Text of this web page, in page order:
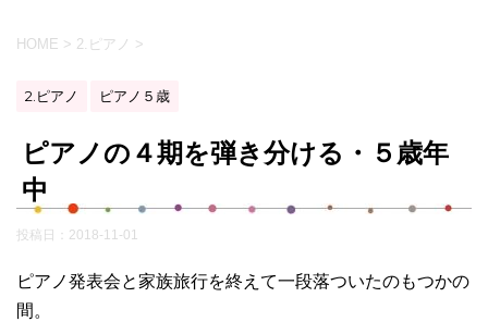
HOME > 2.ピアノ >
2.ピアノ ピアノ５歳
ピアノの４期を弾き分ける・５歳年
中
投稿日： 2018-11-01
ピアノ発表会と家族旅行を終えて一段落ついたのもつかの
間。